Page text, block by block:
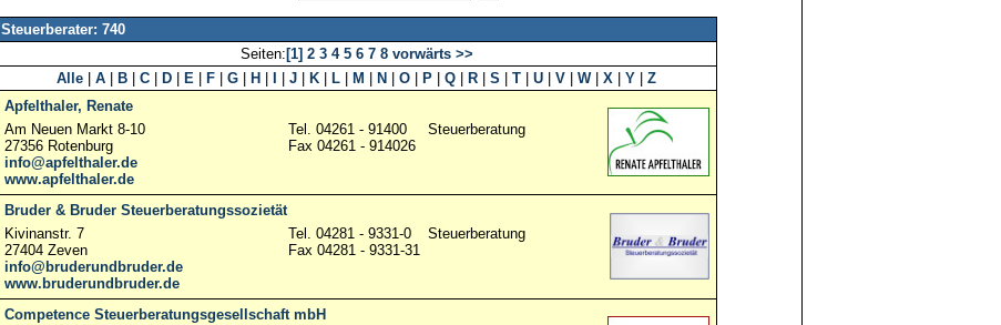
Steuerberater: 740
Seiten: [1] 2 3 4 5 6 7 8vorwärts >>
Alle
A B C D E F G H J K L M N O P Q R S T U V W| X Y
Z
Apfelthaler, Renate
Am Neuen Markt 8-10
27356 Rotenburg
info@apfelthaler.de
www.apfelthaler.de
Tel. 04261 - 91400
Fax 04261 - 914026
Steuerberatung
Bruder & Bruder Steuerberatungssozietät
Kivinanstr. 7
27404 Zeven
info@bruderundbruder.de
www.bruderundbruder.de
Tel. 04281 - 9331-0
Fax 04281 - 9331-31
Steuerberatung
Competence Steuerberatungsgesellschaft mbH